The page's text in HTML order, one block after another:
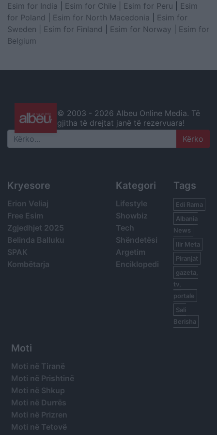
Esim for India
Esim for Chile Esim for Peru
Esim
for Poland
Esim for North Macedonia
Esim for
Sweden
Esim for Finland Esim for Norway
Esim for
Belgium
© 2003 - 2026 Albeu Online Media. Të
gjitha të drejtat janë të rezervuara!
Search
Kryesore
Erion Veliaj
Free Esim
Zgjedhjet 2025
Belinda Balluku
SPAK
Kombëtarja
Kategori
Lifestyle
Showbiz
Tech
Shëndetësi
Argetim
Enciklopedi
Tags
Edi Rama
Albania
News
Ilir Meta
Piranjat
gazeta,
tv,
portale
Sali
Berisha
Moti
Moti në Tiranë
Moti në Prishtinë
Moti në Shkup
Moti në Durrës
Moti në Prizren
Moti në Tetovë